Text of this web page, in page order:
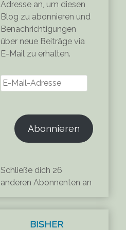
Adresse an, um diesen
Blog zu abonnieren und
Benachrichtigungen
über neue Beiträge via
E-Mail zu erhalten.
E-
Mail-
Abonnieren
Schließe dich 26
anderen Abonnenten an
BISHER